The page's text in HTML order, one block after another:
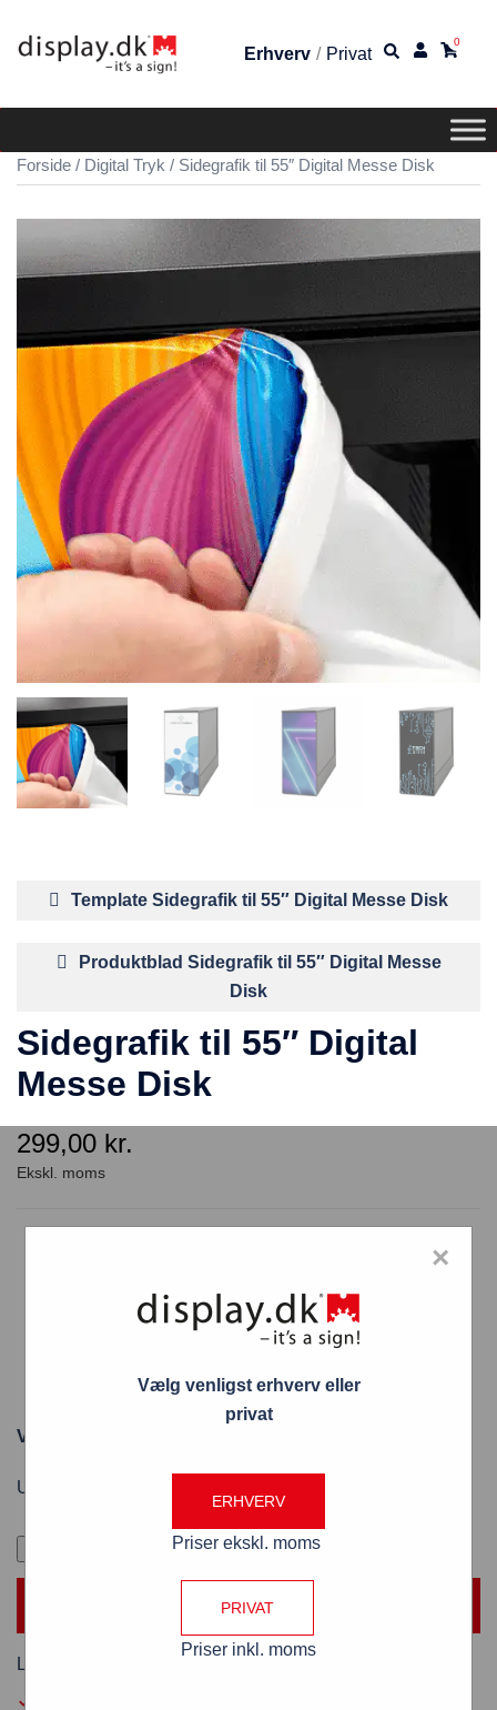
Erhverv / Privat
0
Forside / Digital Tryk / Sidegrafik til 55″ Digital Messe Disk
Template Sidegrafik til 55″ Digital Messe Disk
Produktblad Sidegrafik til 55″ Digital Messe
Disk
Sidegrafik til 55″ Digital
Messe Disk
299,00 kr.
Blødt stof, 100% PES
Krøllefrit materiale, 230 g/m²
B1 brandklassificeret
Varenummer: STFR400x900WP180
Upload tryk-klar fil (jpg, png, pdf)
TILFØJ TIL KURV
Levering:
Vælg venligst erhverv eller
privat
ERHVERV
Priser ekskl. moms
PRIVAT
Priser inkl. moms
×